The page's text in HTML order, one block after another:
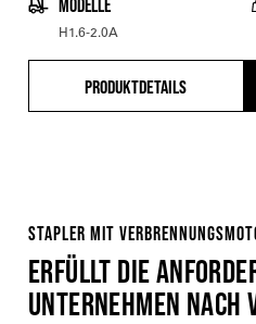
MODELLE
H1.6-2.0A
PRODUKTDETAILS
STAPLER MIT
ERFÜLLT DIE
UNTERNEHMEN NACH